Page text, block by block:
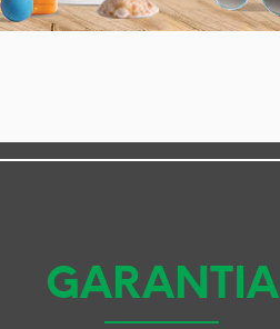
GARANTIA